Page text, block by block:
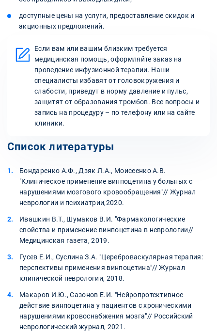
доступные цены на услуги, предоставление скидок и
акционных предложений.
Если вам или вашим близким требуется
медицинская помощь, оформляйте заказ на
проведение инфузионной терапии. Наши
специалисты избавят от головокружения и
слабости, приведут в норму давление и пульс,
защитят от образования тромбов. Все вопросы и
запись на процедуру – по телефону или на сайте
клиники.
Список литературы
Бондаренко А.Ф., Дзяк Л.А., Моисеенко А.В.
"Клиническое применение винпоцетина у больных с
нарушениями мозгового кровообращения"// Журнал
неврологии и психиатрии,2020.
Ивашкин В.Т., Шумаков В.И. "Фармакологические
свойства и применение винпоцетина в неврологии//
Медицинская газета, 2019.
Гусев Е.И., Суслина З.А. "Цереброваскулярная терапия:
перспективы применения винпоцетина"// Журнал
клинической неврологии, 2018.
Макаров И.Ю., Сазонов Е.И. "Нейропротективное
действие винпоцетина у пациентов с хроническими
нарушениями кровоснабжения мозга"// Российский
неврологический журнал, 2021.